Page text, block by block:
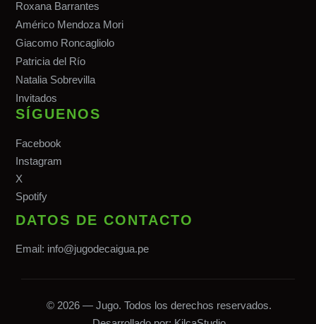
Roxana Barrantes
Américo Mendoza Mori
Giacomo Roncagliolo
Patricia del Río
Natalia Sobrevilla
Invitados
SÍGUENOS
Facebook
Instagram
X
Spotify
DATOS DE CONTACTO
Email: info@jugodecaigua.pe
© 2026 — Jugo. Todos los derechos reservados.